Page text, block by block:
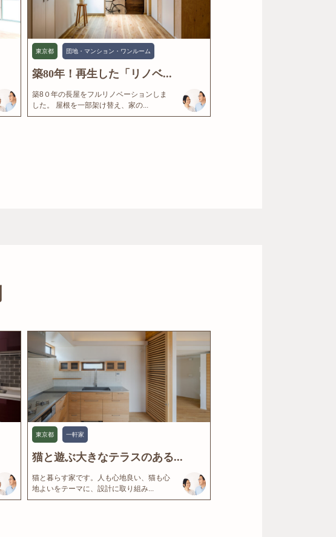
東京都 団地・マンション・ワンルーム
築80年！再生した「リノベ...
築8０年の長屋をフルリノベーションしま
した。 屋根を一部架け替え、家の...
東京都 一軒家
猫と遊ぶ大きなテラスのある...
猫と暮らす家です。人も心地良い、猫も心
地よいをテーマに、設計に取り組み...